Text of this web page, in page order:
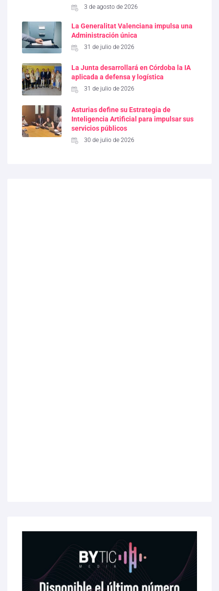
3 de agosto de 2026
La Generalitat Valenciana impulsa una
Administración única
31 de julio de 2026
La Junta desarrollará en Córdoba la IA
aplicada a defensa y logística
31 de julio de 2026
Asturias define su Estrategia de
Inteligencia Artificial para impulsar sus
servicios públicos
30 de julio de 2026